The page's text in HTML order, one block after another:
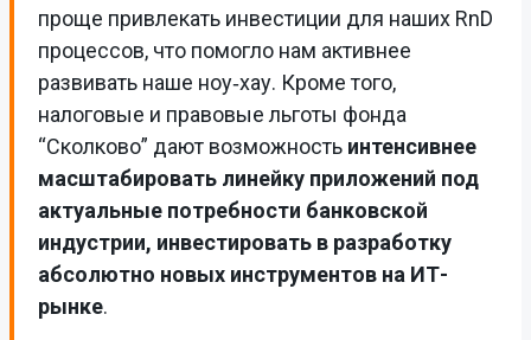
проще привлекать инвестиции для наших RnD
процессов, что помогло нам активнее
развивать наше ноу‑хау. Кроме того,
налоговые и правовые льготы фонда
“Сколково” дают возможность интенсивнее
масштабировать линейку приложений под
актуальные потребности банковской
индустрии, инвестировать в разработку
абсолютно новых инструментов на ИТ-
рынке.